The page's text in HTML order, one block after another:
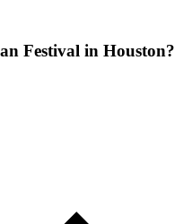
Festival in Houston?